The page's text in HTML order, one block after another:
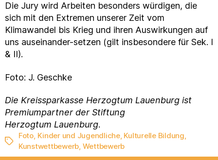
Die Jury wird Arbeiten besonders würdigen, die
sich mit den Extremen unserer Zeit vom
Klimawandel bis Krieg und ihren Auswirkungen auf
uns auseinander-setzen (gilt insbesondere für Sek. I
& II).
Foto: J. Geschke
Die Kreissparkasse Herzogtum Lauenburg ist
Premiumpartner der Stiftung
Herzogtum Lauenburg.
Schlagwörter
Foto, Kinder und Jugendliche, Kulturelle Bildung,
Kunstwettbewerb, Wettbewerb